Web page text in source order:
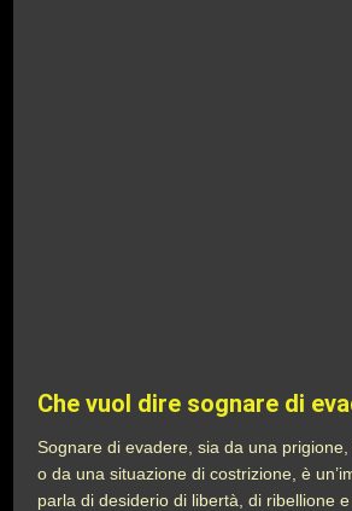
Che vuol dire sognare di
Sognare di evadere, sia da una
o da una situazione di costrizione, è
parla di desiderio di libertà, di ribellione